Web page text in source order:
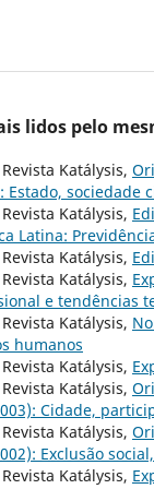
lidos pelo
Katálysis,
Estado, sociedade
Katálysis,
Latina:
Katálysis,
Katálysis,
e tendências
Katálysis,
humanos
Katálysis,
Katálysis,
Cidade,
Katálysis,
Exclusão
Katálysis,